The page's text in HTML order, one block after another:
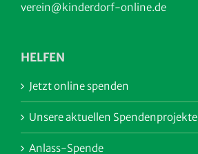
verein@kinderdorf-online.de
HELFEN
Jetzt online spenden
Unsere aktuellen Spendenprojekte
Anlass-Spende